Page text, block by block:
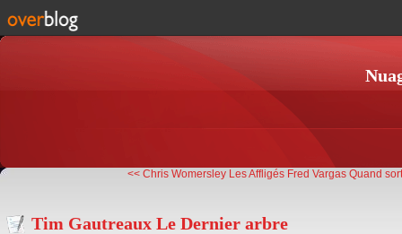
<< Chris Womersley Les Affligés Fred Vargas Quand
Tim Gautreaux Le Dernier arbre